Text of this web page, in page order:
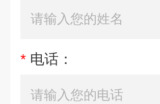
* 电话：